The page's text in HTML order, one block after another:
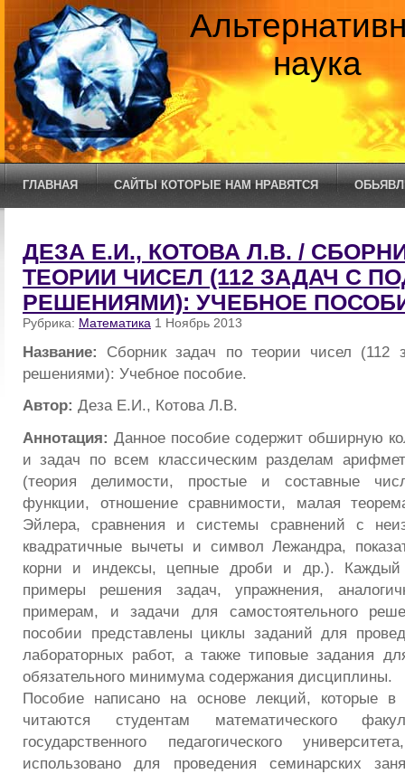
наука
ГЛАВНАЯ САЙТЫ КОТОРЫЕ НАМ НРАВЯТСЯ
ДЕЗА Е.И., КОТОВА Л.В. /
ТЕОРИИ ЧИСЕЛ (112 ЗАДАЧ С
РЕШЕНИЯМИ): УЧЕБНОЕ
Рубрика: Математика 1 Ноябрь 2013
Название: Сборник задач по теории чисел (112
решениями): Учебное пособие.
Автор: Деза Е.И., Котова Л.В.
Аннотация: Данное пособие содержит обширную
и задач по всем классическим разделам
(теория делимости, простые и составные
функции, отношение сравнимости, малая
Эйлера, сравнения и системы сравнений с
квадратичные вычеты и символ Лежандра,
корни и индексы, цепные дроби и др.). Каждый
примеры решения задач, упражнения,
примерам, и задачи для самостоятельного
пособии представлены циклы заданий для
лабораторных работ, а также типовые задания
обязательного минимума содержания дисциплины.
Пособие написано на основе лекций, которые в
читаются студентам математического
государственного педагогического
использовано для проведения семинарских